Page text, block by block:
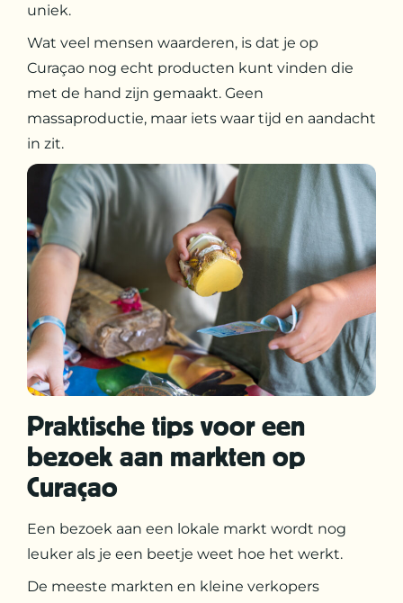
uniek.
Wat veel mensen waarderen, is dat je op
Curaçao nog echt producten kunt vinden die
met de hand zijn gemaakt. Geen
massaproductie, maar iets waar tijd en aandacht
in zit.
Praktische tips voor een
bezoek aan markten op
Curaçao
Een bezoek aan een lokale markt wordt nog
leuker als je een beetje weet hoe het werkt.
De meeste markten en kleine verkopers